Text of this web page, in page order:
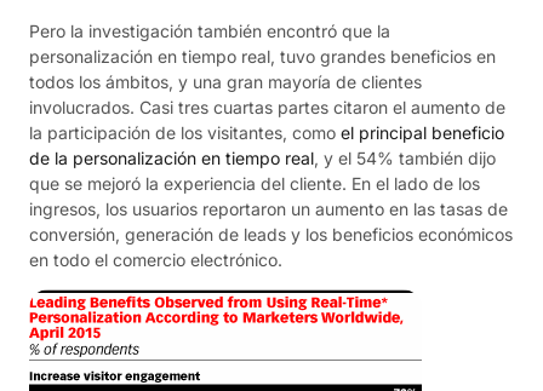
Pero la investigación también encontró que la
personalización en tiempo real, tuvo grandes beneficios en
todos los ámbitos, y una gran mayoría de clientes
involucrados. Casi tres cuartas partes citaron el aumento de
la participación de los visitantes, como el principal beneficio
de la personalización en tiempo real, y el 54% también dijo
que se mejoró la experiencia del cliente. En el lado de los
ingresos, los usuarios reportaron un aumento en las tasas de
conversión, generación de leads y los beneficios económicos
en todo el comercio electrónico.